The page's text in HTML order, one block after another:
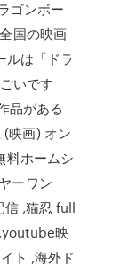
ゴンボー
国の映画
ルは「ドラ
いです
品がある
映画) オン
料ホームシ
ーワン
,猫忍 full
映
ト ,海外ド